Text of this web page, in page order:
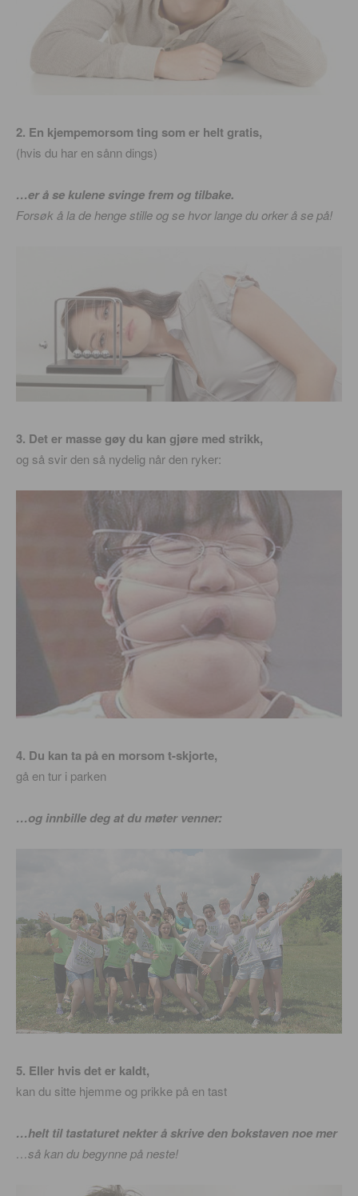
2. En kjempemorsom ting som er helt gratis,
(hvis du har en sånn dings)
…er å se kulene svinge frem og tilbake.
Forsøk å la de henge stille og se hvor lange du orker å se på!
3. Det er masse gøy du kan gjøre med strikk,
og så svir den så nydelig når den ryker:
4. Du kan ta på en morsom t-skjorte,
gå en tur i parken
…og innbille deg at du møter venner:
5. Eller hvis det er kaldt,
kan du sitte hjemme og prikke på en tast
…helt til tastaturet nekter å skrive den bokstaven noe mer
…så kan du begynne på neste!